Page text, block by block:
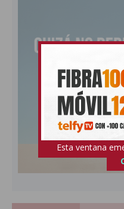
Esta ventana